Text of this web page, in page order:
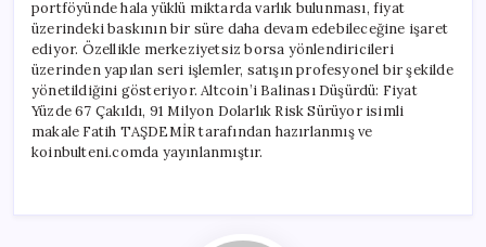
portföyünde hala yüklü miktarda varlık bulunması, fiyat
üzerindeki baskının bir süre daha devam edebileceğine işaret
ediyor. Özellikle merkeziyetsiz borsa yönlendiricileri
üzerinden yapılan seri işlemler, satışın profesyonel bir şekilde
yönetildiğini gösteriyor. Altcoin’i Balinası Düşürdü: Fiyat
Yüzde 67 Çakıldı, 91 Milyon Dolarlık Risk Sürüyor isimli
makale Fatih TAŞDEMİR tarafından hazırlanmış ve
koinbulteni.comda yayınlanmıştır.